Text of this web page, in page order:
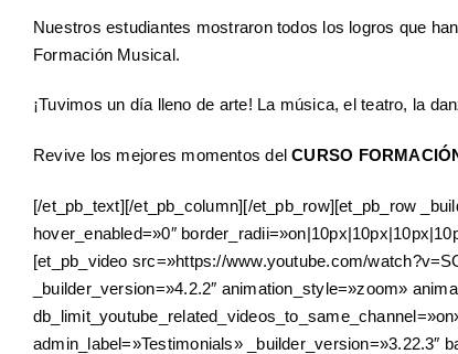
Nuestros estudiantes mostraron todos los logros que
Formación Musical.
¡Tuvimos un día lleno de arte! La música, el teatro, la
Revive los mejores momentos delCURSO
[/et_pb_text][/et_pb_column][/et_pb_row][et_pb_row
hover_enabled=»0″
[et_pb_video src=»https://www.youtube.com/
_builder_version=»4.2.2″ animation_style=»zoom»
admin_label=»Testimonials» _builder_version=»3.22.3″